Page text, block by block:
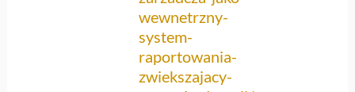
wewnetrzny-
system-
raportowania-
zwiekszajacy-